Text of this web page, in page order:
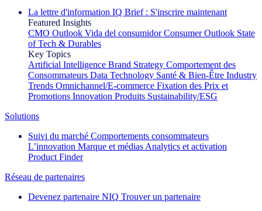
La lettre d'information IQ Brief : S'inscrire maintenant
Featured Insights
CMO Outlook Vida del consumidor Consumer Outlook State
of Tech & Durables
Key Topics
Artificial Intelligence Brand Strategy Comportement des
Consommateurs Data Technology Santé & Bien-Être Industry
Trends Omnichannel/E-commerce Fixation des Prix et
Promotions Innovation Produits Sustainability/ESG
Solutions
Suivi du marché Comportements consommateurs
L’innovation Marque et médias Analytics et activation
Product Finder
Réseau de partenaires
Devenez partenaire NIQ Trouver un partenaire